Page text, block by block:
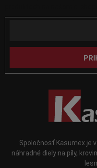
t
Spoločnosť Kasumex je
náhradné diely na píly,